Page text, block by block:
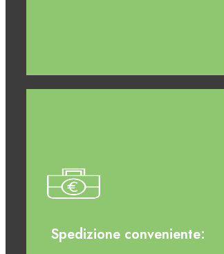
Spedizione conveniente: